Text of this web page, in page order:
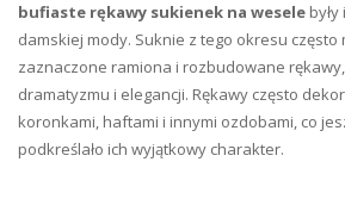
bufiaste rękawy sukienek na wesele
damskiej mody. Suknie z tego okresu często
zaznaczone ramiona i rozbudowane
dramatyzmu i elegancji. Rękawy często
koronkami, haftami i innymi ozdobami, co
podkreślało ich wyjątkowy charakter.